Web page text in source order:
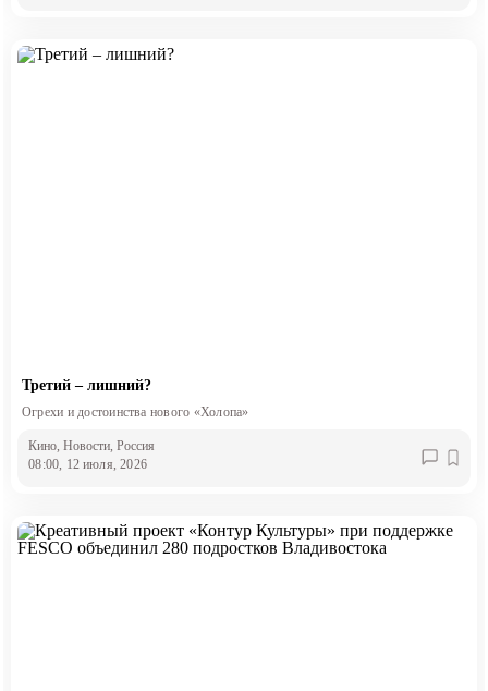
Третий – лишний?
Огрехи и достоинства нового «Холопа»
Кино, Новости, Россия
08:00, 12 июля, 2026